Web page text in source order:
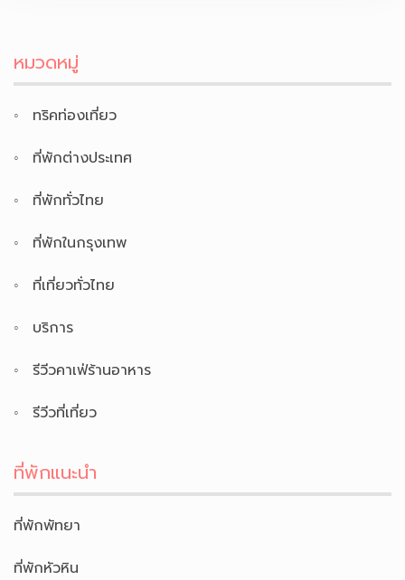
หมวดหมู่
ทริคท่องเที่ยว
ที่พักต่างประเทศ
ที่พักทั่วไทย
ที่พักในกรุงเทพ
ที่เที่ยวทั่วไทย
บริการ
รีวีวคาเฟ่ร้านอาหาร
รีวีวที่เที่ยว
ที่พักแนะนำ
ที่พักพัทยา
ที่พักหัวหิน